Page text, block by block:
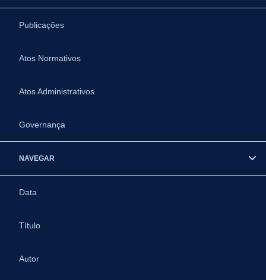
Publicações
Atos Normativos
Atos Administrativos
Governança
NAVEGAR
Data
Título
Autor